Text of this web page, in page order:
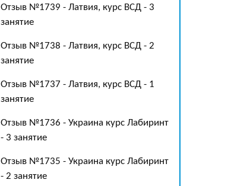
Отзыв №1739 - Латвия, курс ВСД - 3
занятие
Отзыв №1738 - Латвия, курс ВСД - 2
занятие
Отзыв №1737 - Латвия, курс ВСД - 1
занятие
Отзыв №1736 - Украина курс Лабиринт
- 3 занятие
Отзыв №1735 - Украина курс Лабиринт
- 2 занятие